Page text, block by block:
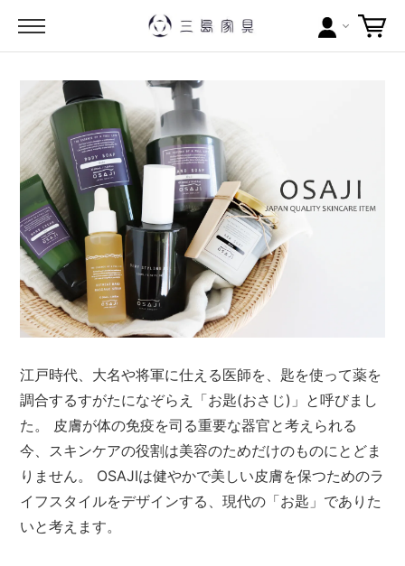
カテゴリー
ブランドから探す
問い合わせ
当店について
お買い物ガイド
ポイントについて
配送料について
ラッピングについて
メールマガジン
Facebook
江戸時代、大名や将軍に仕える医師を、匙を使って薬を
調合するすがたになぞらえ「お匙(おさじ)」と呼びまし
た。 皮膚が体の免疫を司る重要な器官と考えられる
今、スキンケアの役割は美容のためだけのものにとどま
りません。 OSAJIは健やかで美しい皮膚を保つためのラ
イフスタイルをデザインする、現代の「お匙」でありた
いと考えます。